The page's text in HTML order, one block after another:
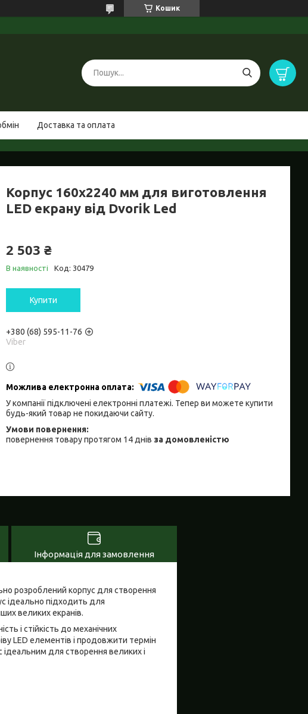
Кошик
Доставка та оплата
Корпус 160x2240 мм для виготовлення
LED екрану від Dvorik Led
2 503 ₴
В наявності Код: 30479
Купити
+380 (68) 595-11-76
Viber
У компанії підключені електронні платежі. Тепер ви можете купити
будь-який товар не покидаючи сайту.
повернення товару протягом 14 днів за домовленістю
Інформація для замовлення
розроблений корпус для створення
ідеально підходить для
великих екранів.
і стійкість до механічних
LED елементів і продовжити термін
ідеальним для створення великих і